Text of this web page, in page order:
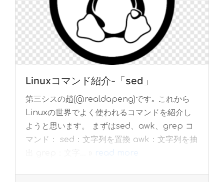
Linuxコマンド紹介-「sed」
第三シスの趙(@realdapeng)です｡ これから
Linuxの世界でよく使われるコマンドを紹介し
ようと思います。 まずはsed、awk、grep コ
マンド： sed：文字列を置換 awk：文字列を抽
read more